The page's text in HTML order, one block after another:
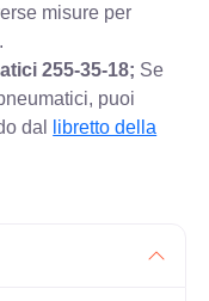
misure per
255-35-18; Se
puoi
dal
libretto della